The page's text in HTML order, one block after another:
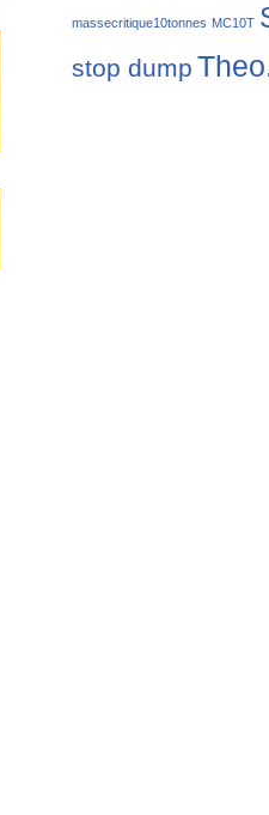
massecritique10tonnes MC10T
stop dump